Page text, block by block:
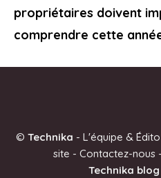
propriétaires doivent
comprendre cette
© Technika - L'équipe & Édito
site - Contactez-nous -
Technika